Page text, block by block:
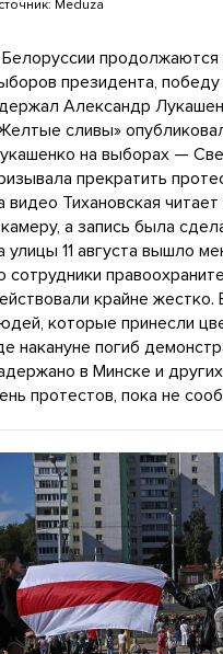
Meduza
продолжаются
президента,
Александр
сливы»
на выборах —
прекратить
видео Тихановская
а запись была
улицы 11 августа вышло
сотрудники
крайне жестко.
которые принесли
накануне погиб
в Минске и
протестов, пока не